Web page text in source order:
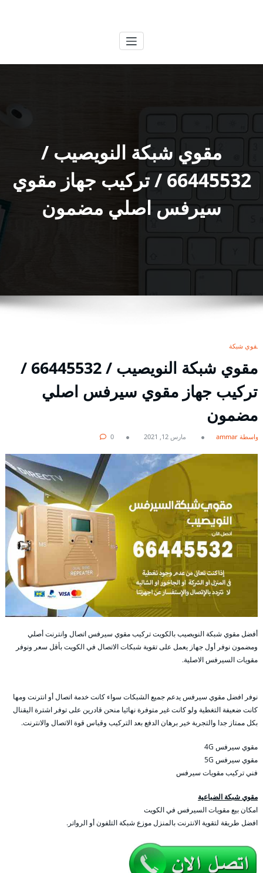
مقوي شبكة النويصيب /
66445532 / تركيب جهاز مقوي
سيرفس اصلي مضمون
مقوي شبكة
مقوي شبكة النويصيب / 66445532 /
تركيب جهاز مقوي سيرفس اصلي
مضمون
بواسطة ammar مارس 12, 2021 0
أفضل مقوي شبكة النويصيب بالكويت تركيب مقوي سيرفس اتصال وانترنت أصلي
ومضمون نوفر أول جهاز يعمل على تقوية شبكات الاتصال في الكويت بأقل سعر ونوفر
مقويات السيرفس الاصلية.
نوفر افضل مقوي سيرفس يدعم جميع الشبكات سواء كانت خدمة اتصال أو انترنت ومها
كانت ضعيفة التغطية ولو كانت غير متوفرة نهائيا منحن قادرين على توفر اشترة اليقنال
بكل ممتاز جدا والتجربة خير برهان الدفع بعد التركيب وقياس قوة الاتصال والانترنت.
مقوي سيرفس 4G
مقوي سيرفس 5G
فني تركيب مقويات سيرفس
مقوي شبكة الضباعية
امكان بيع مقويات السيرفس في الكويت
افضل طريقة لتقوية الانترنت بالمنزل موزع شبكة التلفون أو الرواتر.